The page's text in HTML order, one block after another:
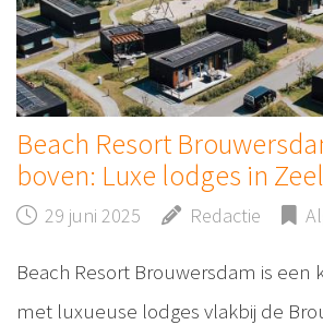
Beach Resort
boven: Luxe lodges in
29 juni 2025 Redactie
Beach Resort Brouwersdam is een
met luxueuse lodges vlakbij de